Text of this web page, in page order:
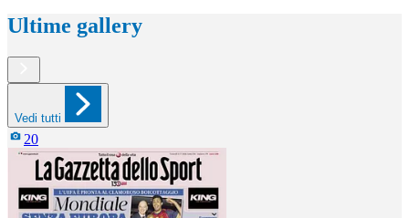
Ultime gallery
Vedi tutti
20